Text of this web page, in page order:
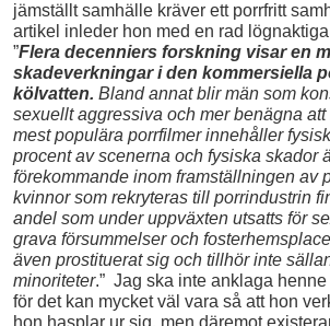
jämställt samhälle kräver ett porrfritt
artikel inleder hon med en rad
”Flera decenniers forskning visar en
skadeverkningar i den kommersiella
kölvatten. Bland annat blir män som
sexuellt aggressiva och mer benägna
mest populära porrfilmer innehåller
procent av scenerna och fysiska skador
förekommande inom framställningen av
kvinnor som rekryteras till porrindustrin
andel som under uppväxten utsatts för
grava försummelser och
även prostituerat sig och tillhör inte
minoriteter.” Jag ska inte anklaga
för det kan mycket väl vara så att hon
hon hasplar ur sig, men däremot